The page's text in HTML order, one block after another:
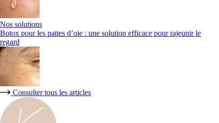
Nos solutions
Botox pour les pattes d’oie : une solution efficace pour rajeunir le
regard
Consulter tous les articles